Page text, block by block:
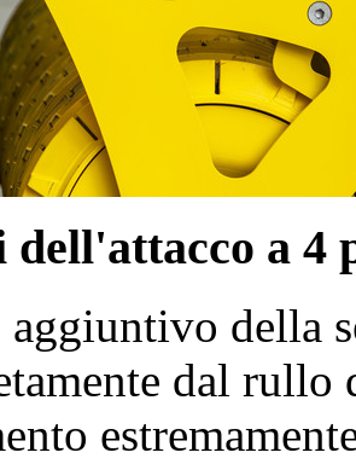
dell'attacco a 4
aggiuntivo della
dal rullo